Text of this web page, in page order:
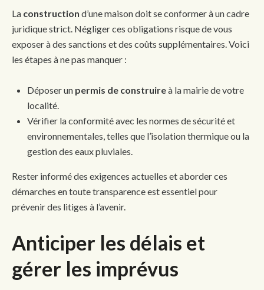
La construction d’une maison doit se conformer à un cadre
juridique strict. Négliger ces obligations risque de vous
exposer à des sanctions et des coûts supplémentaires. Voici
les étapes à ne pas manquer :
Déposer un permis de construireà la mairie de votre
localité.
Vérifier la conformité avec les normes de sécurité et
environnementales, telles que l’isolation thermique ou la
gestion des eaux pluviales.
Rester informé des exigences actuelles et aborder ces
démarches en toute transparence est essentiel pour
prévenir des litiges à l’avenir.
Anticiper les délais et
gérer les imprévus